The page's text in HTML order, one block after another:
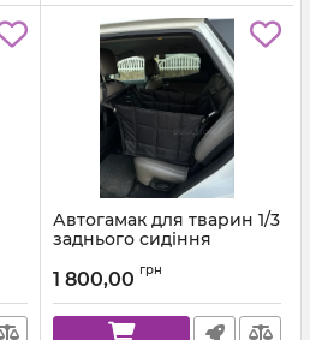
Автогамак для тварин 1/3
заднього сидіння
1 800,00 грн